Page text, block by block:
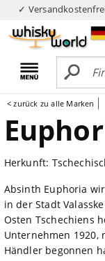
✓
< zurück zu alle Marken
Herkunft:
Absinth Euphoria
in der Stadt
Osten Tschechiens
Unternehmen 1920,
Händler begonnen